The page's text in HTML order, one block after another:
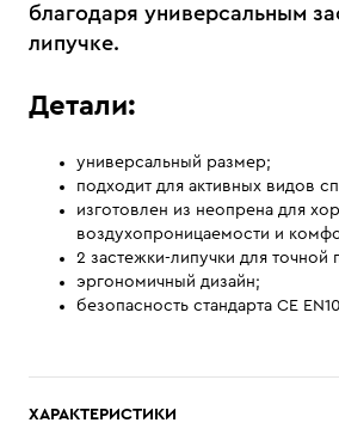
благодаря универсальным
липучке.
Детали:
универсальный размер;
подходит для активных видов
изготовлен из неопрена для
воздухопроницаемости и
2 застежки-липучки для точной
эргономичный дизайн;
безопасность стандарта CE
ХАРАКТЕРИСТИКИ